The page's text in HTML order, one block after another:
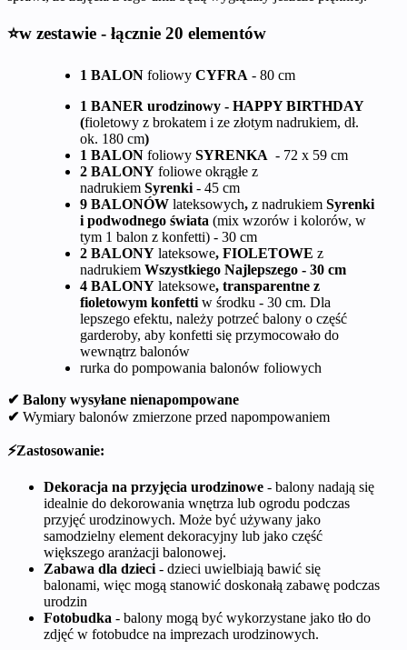
⭐w zestawie - łącznie 20 elementów
1 BALON foliowy CYFRA - 80 cm
1 BANER urodzinowy - HAPPY BIRTHDAY
(fioletowy z brokatem i ze złotym nadrukiem, dł.
ok. 180 cm)
1 BALON foliowy SYRENKA - 72 x 59 cm
2 BALONY foliowe okrągłe z
nadrukiem Syrenki - 45 cm
9 BALONÓW lateksowych, z nadrukiem Syrenki
i podwodnego świata (mix wzorów i kolorów, w
tym 1 balon z konfetti) - 30 cm
2 BALONY lateksowe, FIOLETOWE z
nadrukiem Wszystkiego Najlepszego - 30 cm
4 BALONY lateksowe, transparentne z
fioletowym konfetti w środku - 30 cm. Dla
lepszego efektu, należy potrzeć balony o część
garderoby, aby konfetti się przymocowało do
wewnątrz balonów
rurka do pompowania balonów foliowych
✔ Balony wysyłane nienapompowane
✔ Wymiary balonów zmierzone przed napompowaniem
⚡Zastosowanie:
Dekoracja na przyjęcia urodzinowe - balony nadają się
idealnie do dekorowania wnętrza lub ogrodu podczas
przyjęć urodzinowych. Może być używany jako
samodzielny element dekoracyjny lub jako część
większego aranżacji balonowej.
Zabawa dla dzieci - dzieci uwielbiają bawić się
balonami, więc mogą stanowić doskonałą zabawę podczas
urodzin
Fotobudka - balony mogą być wykorzystane jako tło do
zdjęć w fotobudce na imprezach urodzinowych.